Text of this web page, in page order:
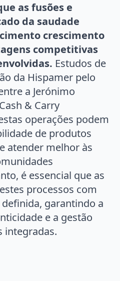
as fusões e
da saudade
crescimento
competitivas
Estudos de
da Hispamer pelo
a Jerónimo
& Carry
operações podem
de produtos
atender melhor às
é essencial que as
processos com
garantindo a
e a gestão
integradas.